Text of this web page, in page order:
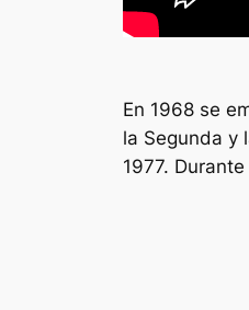
En 1968 se
la Segunda y
1977.